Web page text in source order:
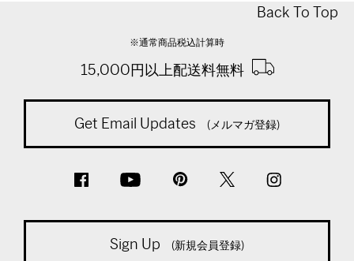
Back To Top
※通常商品税込計算時
15,000円以上配送料無料
Get Email Updates (メルマガ登録)
Sign Up (新規会員登録)